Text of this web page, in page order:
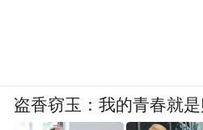
盗香窃玉：我的青春就